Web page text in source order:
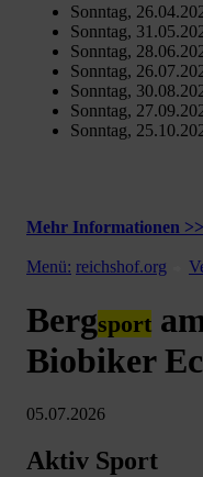
Sonntag,
Sonntag,
Sonntag,
Sonntag,
Sonntag,
Sonntag,
Sonntag,
Mehr Informationen
Menü: reichshof.org
Bergsport
Biobiker
05.07.2026
Aktiv Sport